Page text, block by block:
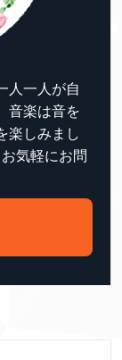
人一人が自
音楽は音を
楽しみまし
気軽にお問